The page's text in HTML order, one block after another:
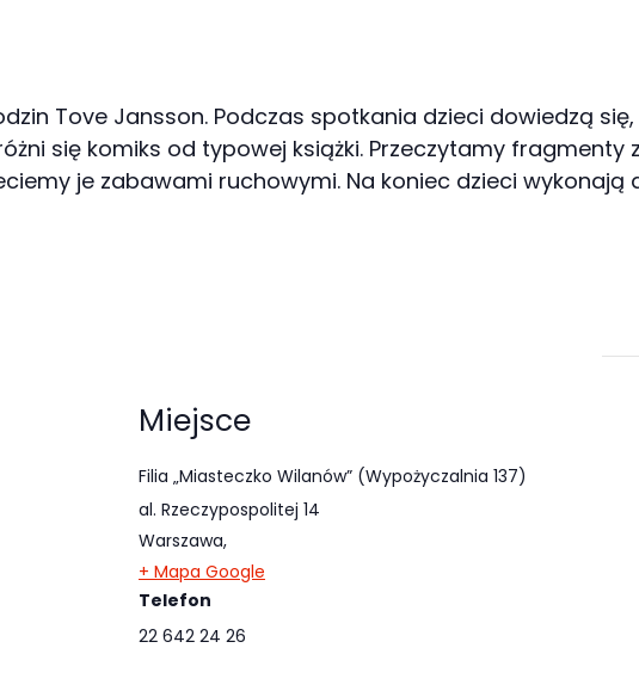
Tove Jansson. Podczas spotkania dzieci dowiedzą
się komiks od typowej książki. Przeczytamy fragmenty
je zabawami ruchowymi. Na koniec dzieci wykonają
Miejsce
Filia „Miasteczko Wilanów” (Wypożyczalnia 137)
al. Rzeczypospolitej 14
Warszawa,
+ Mapa Google
Telefon
22 642 24 26